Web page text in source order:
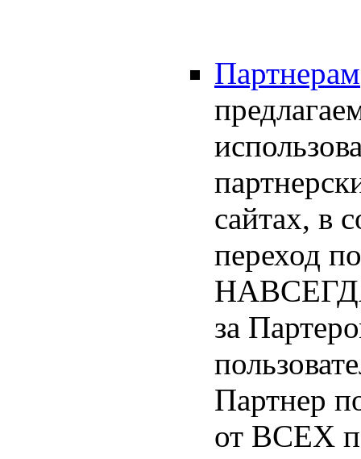
Партнерам
сайтах, в
переход
за
Партнер
от ВСЕХ